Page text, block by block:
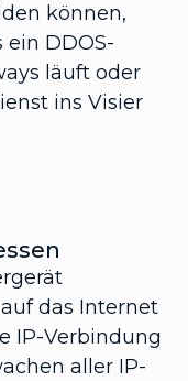
können,
ein DDOS-
läuft oder
ins Visier
das Internet
IP-Verbindung
aller IP-